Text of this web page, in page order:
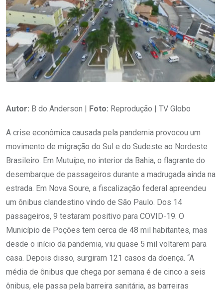
Autor: B do Anderson | Foto: Reprodução | TV Globo
A crise econômica causada pela pandemia provocou um
movimento de migração do Sul e do Sudeste ao Nordeste
Brasileiro. Em Mutuípe, no interior da Bahia, o flagrante do
desembarque de passageiros durante a madrugada ainda na
estrada. Em Nova Soure, a fiscalização federal apreendeu
um ônibus clandestino vindo de São Paulo. Dos 14
passageiros, 9 testaram positivo para COVID-19. O
Município de Poções tem cerca de 48 mil habitantes, mas
desde o início da pandemia, viu quase 5 mil voltarem para
casa. Depois disso, surgiram 121 casos da doença. “A
média de ônibus que chega por semana é de cinco a seis
ônibus, ele passa pela barreira sanitária, as barreiras